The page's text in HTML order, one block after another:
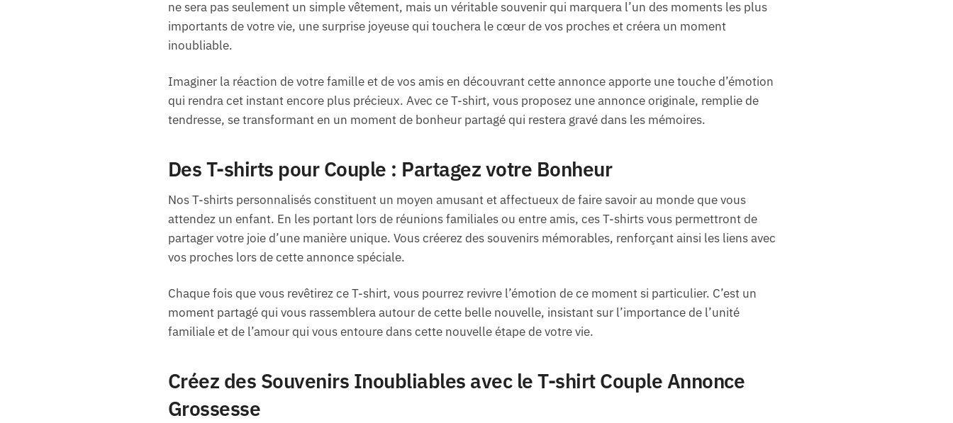
ne sera pas seulement un simple vêtement, mais un véritable souvenir qui marquera l’un des moments les plus
importants de votre vie, une surprise joyeuse qui touchera le cœur de vos proches et créera un moment
inoubliable.
Imaginer la réaction de votre famille et de vos amis en découvrant cette annonce apporte une touche d’émotion
qui rendra cet instant encore plus précieux. Avec ce T-shirt, vous proposez une annonce originale, remplie de
tendresse, se transformant en un moment de bonheur partagé qui restera gravé dans les mémoires.
Des T-shirts pour Couple : Partagez votre Bonheur
Nos T-shirts personnalisés constituent un moyen amusant et affectueux de faire savoir au monde que vous
attendez un enfant. En les portant lors de réunions familiales ou entre amis, ces T-shirts vous permettront de
partager votre joie d’une manière unique. Vous créerez des souvenirs mémorables, renforçant ainsi les liens avec
vos proches lors de cette annonce spéciale.
Chaque fois que vous revêtirez ce T-shirt, vous pourrez revivre l’émotion de ce moment si particulier. C’est un
moment partagé qui vous rassemblera autour de cette belle nouvelle, insistant sur l’importance de l’unité
familiale et de l’amour qui vous entoure dans cette nouvelle étape de votre vie.
Créez des Souvenirs Inoubliables avec le T-shirt Couple Annonce
Grossesse